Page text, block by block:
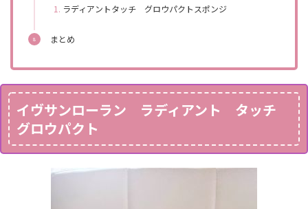
ラディアントタッチ グロウパクトスポンジ
まとめ
イヴサンローラン ラディアント タッチ
グロウパクト